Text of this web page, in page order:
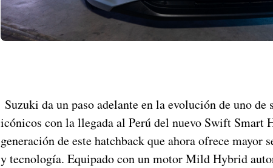
Suzuki da un paso adelante en la evolución de uno de
icónicos con la llegada al Perú del nuevo Swift Smart
generación de este hatchback que ahora ofrece mayor
y tecnología. Equipado con un motor Mild Hybrid